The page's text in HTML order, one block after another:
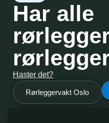
Har alle
Haster det?
Rørleggervakt Oslo